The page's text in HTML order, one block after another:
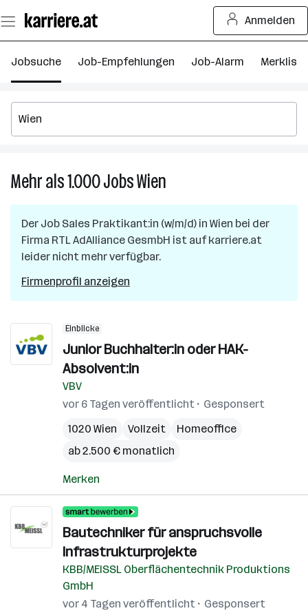
Seiteninhalt
springen
Anmelden
Jobsuche Job-Empfehlungen Job-Alarm Merkliste
Mehr als 1.000JobsWien
Jobs
in
Der Job Sales Praktikant:in (w/m/d) in Wien bei der
Firma RTL AdAlliance GesmbH ist auf karriere.at
leider nicht mehr verfügbar.
Firmenprofil anzeigen
Einblicke
Junior Buchhalter:in oder HAK-
Absolvent:in
VBV
vor 6 Tagen veröffentlicht
Gesponsert
1020 Wien
Vollzeit
Homeoffice
ab 2.500 € monatlich
Merken
Bautechniker für anspruchsvolle
Infrastrukturprojekte
KBB/MEISSL Oberflächentechnik Produktions
GmbH
vor 4 Tagen veröffentlicht
Gesponsert